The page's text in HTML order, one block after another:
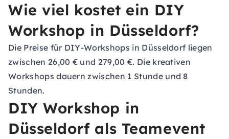
Wie viel kostet ein DIY
Workshop in Düsseldorf?
Die Preise für DIY-Workshops in Düsseldorf liegen
zwischen 26,00 € und 279,00 €. Die kreativen
Workshops dauern zwischen 1 Stunde und 8
Stunden.
DIY Workshop in
Düsseldorf als Teamevent